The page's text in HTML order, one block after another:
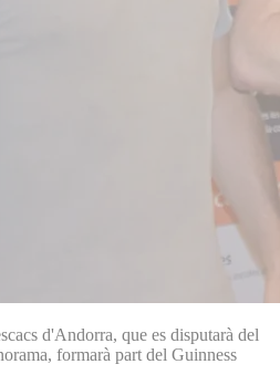
d'Andorra, que es disputarà del
formarà part del Guinness